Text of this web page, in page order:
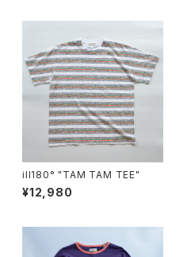
ill180° "TAM TAM TEE"
¥12,980